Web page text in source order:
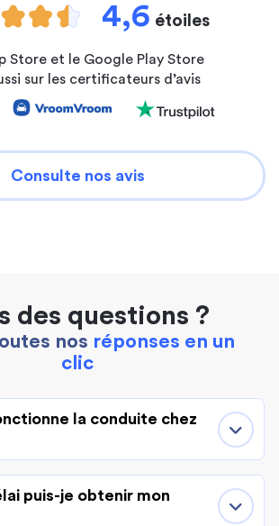
4,6 étoiles
Store et le Google Play Store
sur les certificateurs d’avis
Consulte nos avis
des questions ?
nos réponses en un
clic
la conduite chez
puis-je obtenir mon